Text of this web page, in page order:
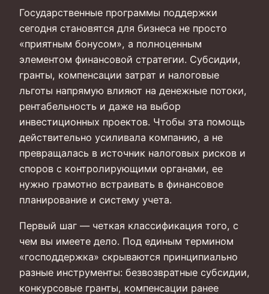
Государственные программы поддержки
сегодня становятся для бизнеса не просто
«приятным бонусом», а полноценным
элементом финансовой стратегии. Субсидии,
гранты, компенсации затрат и налоговые
льготы напрямую влияют на денежные потоки,
рентабельность и даже на выбор
инвестиционных проектов. Чтобы эта помощь
действительно усиливала компанию, а не
превращалась в источник налоговых рисков и
споров с контролирующими органами, ее
нужно грамотно встраивать в финансовое
планирование и систему учета.
Первый шаг — четкая классификация того, с
чем вы имеете дело. Под единым термином
«господдержка» скрываются принципиально
разные инструменты: безвозвратные субсидии,
конкурсовые гранты, компенсации ранее